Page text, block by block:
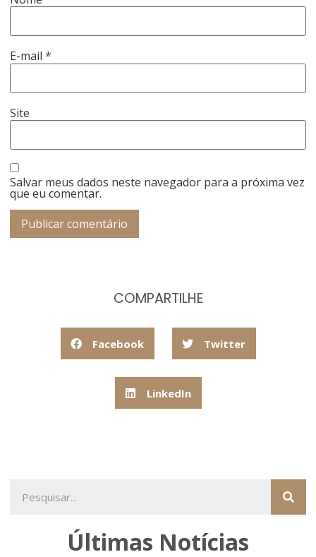
E-mail*
Site
Salvar meus dados neste navegador para a próxima vez
que eu comentar.
COMPARTILHE
Facebook Twitter
LinkedIn
Últimas Notícias